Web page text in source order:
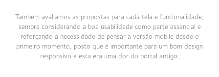
Também avaliamos as propostas para cada tela e funcionalidade,
sempre considerando a boa usabilidade como parte essencial e
reforçando a necessidade de pensar a versão mobile desde o
primeiro momento, posto que é importante para um bom design
responsivo e esta era uma dor do portal antigo.